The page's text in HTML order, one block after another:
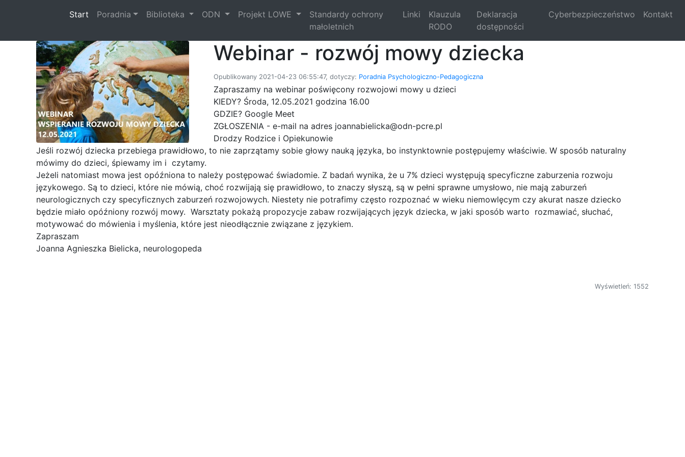
Start (current)
Poradnia Biblioteka ODN Projekt LOWE
Standardy ochrony
małoletnich
Linki
Klauzula
RODO
Deklaracja
dostępności
Cyberbezpieczeństwo Kontakt
Webinar - rozwój mowy dziecka
Opublikowany 2021-04-23 06:55:47, dotyczy: Poradnia Psychologiczno-Pedagogiczna
Zapraszamy na webinar poświęcony rozwojowi mowy u dzieci
KIEDY? Środa, 12.05.2021 godzina 16.00
GDZIE? Google Meet
ZGŁOSZENIA - e-mail na adres joannabielicka@odn-pcre.pl
Drodzy Rodzice i Opiekunowie
Jeśli rozwój dziecka przebiega prawidłowo, to nie zaprzątamy sobie głowy nauką języka, bo instynktownie postępujemy właściwie. W sposób naturalny
mówimy do dzieci, śpiewamy im i czytamy.
Jeżeli natomiast mowa jest opóźniona to należy postępować świadomie. Z badań wynika, że u 7% dzieci występują specyficzne zaburzenia rozwoju
językowego. Są to dzieci, które nie mówią, choć rozwijają się prawidłowo, to znaczy słyszą, są w pełni sprawne umysłowo, nie mają zaburzeń
neurologicznych czy specyficznych zaburzeń rozwojowych. Niestety nie potrafimy często rozpoznać w wieku niemowlęcym czy akurat nasze dziecko
będzie miało opóźniony rozwój mowy. Warsztaty pokażą propozycje zabaw rozwijających język dziecka, w jaki sposób warto rozmawiać, słuchać,
motywować do mówienia i myślenia, które jest nieodłącznie związane z językiem.
Zapraszam
Joanna Agnieszka Bielicka, neurologopeda
Wyświetleń: 1552